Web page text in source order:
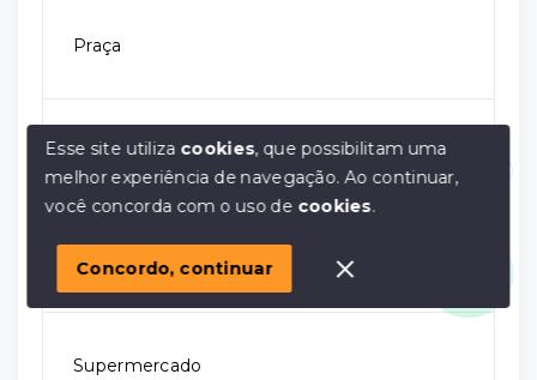
Praça
Rodovia
Shopping
Supermercado
Olá! em posso ajudar?
Esse site utiliza cookies, que possibilitam uma
melhor experiência de navegação.Ao continuar,
você concorda com o uso de cookies.
Concordo, continuar